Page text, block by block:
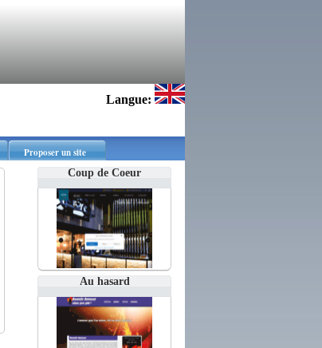
Langue:
Proposer un site
Coup de Coeur
Au hasard